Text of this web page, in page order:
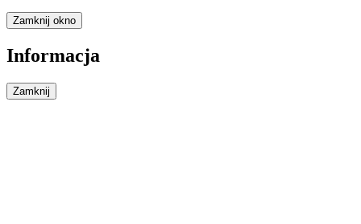
Zamknij okno
Informacja
Zamknij